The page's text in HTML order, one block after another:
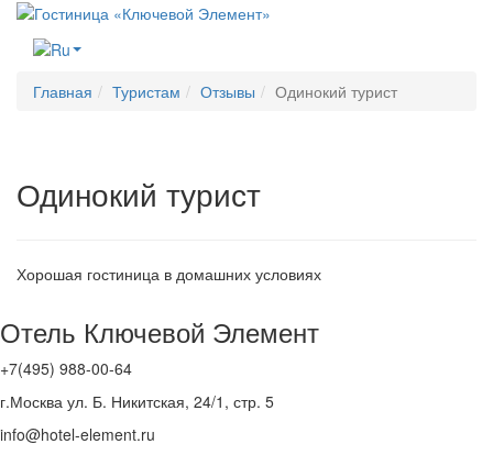
Главная Туристам Отзывы Одинокий турист
Одинокий турист
Хорошая гостиница в домашних условиях
Отель Ключевой Элемент
+7(495) 988-00-64
г.Москва ул. Б. Никитская, 24/1, стр. 5
info@hotel-element.ru